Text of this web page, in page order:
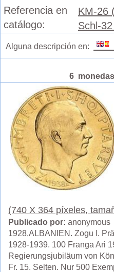
Referencia en
catálogo:
KM-26
Schl-
Alguna descripción en:
6
(740 X 364 píxeles,
Publicado por: anonymous
1928,ALBANIEN. Zogu I.
1928-1939. 100 Franga Ari
Regierungsjubiläum von
Fr. 15. Selten. Nur 500